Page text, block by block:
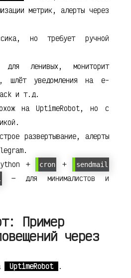
метрик, алерты через
но требует ручной
ленивых, мониторит
шлёт уведомления на e-
и т.д.
на UptimeRobot, но с
развертывание, алерты
+
cron + sendmail
— для минималистов и
Пример
через
UptimeRobot .